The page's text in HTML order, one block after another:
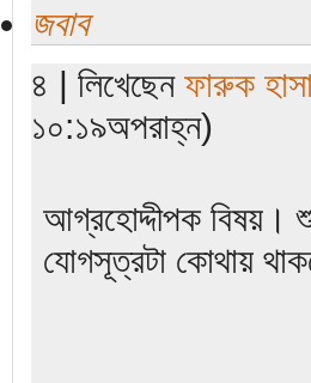
জবাব
৪ | লিখেছেন ফারুক
১০:১৯অপরাহ্ন)
আগ্রহোদ্দীপক বিষয়।
যোগসূত্রটা কোথায়